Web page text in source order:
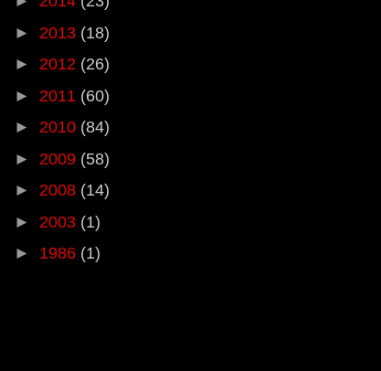
► 2013 (18)
► 2012 (26)
► 2011 (60)
► 2010 (84)
► 2009 (58)
► 2008 (14)
► 2003 (1)
► 1986 (1)